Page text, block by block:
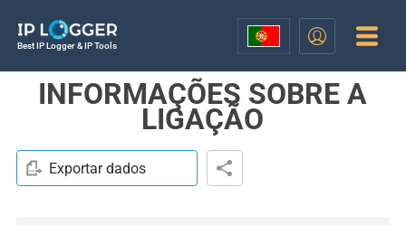
Best IP Logger & IP Tools
INFORMAÇÕES SOBRE A
LIGAÇÃO
Exportar dados